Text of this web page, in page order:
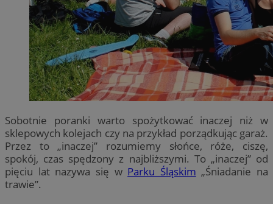
Sobotnie poranki warto spożytkować inaczej niż w
sklepowych kolejach czy na przykład porządkując garaż.
Przez to „inaczej” rozumiemy słońce, róże, ciszę,
spokój, czas spędzony z najbliższymi. To „inaczej” od
pięciu lat nazywa się w Parku Śląskim „Śniadanie na
trawie”.